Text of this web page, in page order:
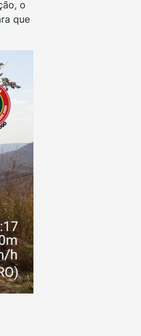
o
que